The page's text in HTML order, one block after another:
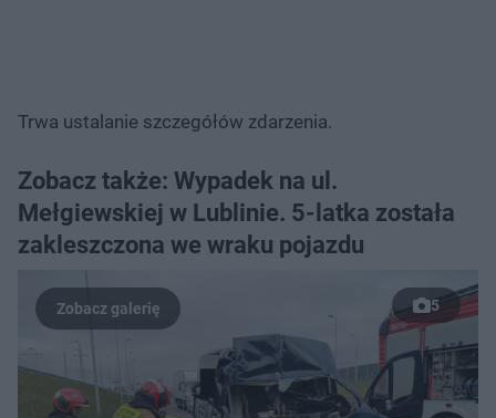
Trwa ustalanie szczegółów zdarzenia.
Zobacz także: Wypadek na ul.
Mełgiewskiej w Lublinie. 5-latka została
zakleszczona we wraku pojazdu
5